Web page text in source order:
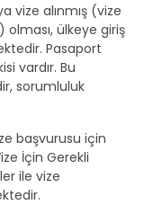
vize alınmış (vize
ülkeye giriş
Pasaport
vardır. Bu
sorumluluk
başvurusu için
İçin Gerekli
ile vize